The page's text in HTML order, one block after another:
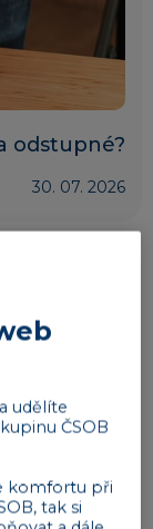
odstupné?
30. 07. 2026
udělíte
ČSOB
komfortu při
tak si